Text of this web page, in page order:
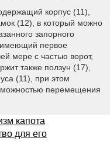
корпус (11),
(12), в который можно
запорного
имеющий первое
мере с частью ворот,
также ползун (17),
(11), при этом
перемещения
капота
для его